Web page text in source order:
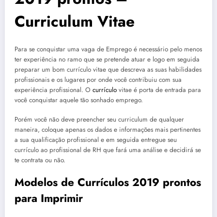
Curriculum Vitae
Para se conquistar uma vaga de Emprego é necessário pelo menos
ter experiência no ramo que se pretende atuar e logo em seguida
preparar um bom currículo vitae que descreva as suas habilidades
profissionais e os lugares por onde você contribuiu com sua
experiência profissional. O currículo vitae é porta de entrada para
você conquistar aquele tão sonhado emprego.
Porém você não deve preencher seu curriculum de qualquer
maneira, coloque apenas os dados e informações mais pertinentes
a sua qualificação profissional e em seguida entregue seu
currículo ao profissional de RH que fará uma análise e decidirá se
te contrata ou não.
Modelos de Currículos 2019 prontos
para Imprimir